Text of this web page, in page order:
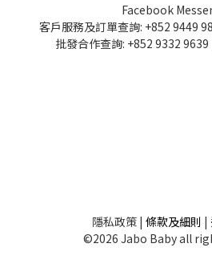
Facebook
客戶服務及訂單查詢: +852 9449
批發合作查詢: +852 9332 9639
隱私政策 | 條款及細則 |
©2026 Jabo Baby all